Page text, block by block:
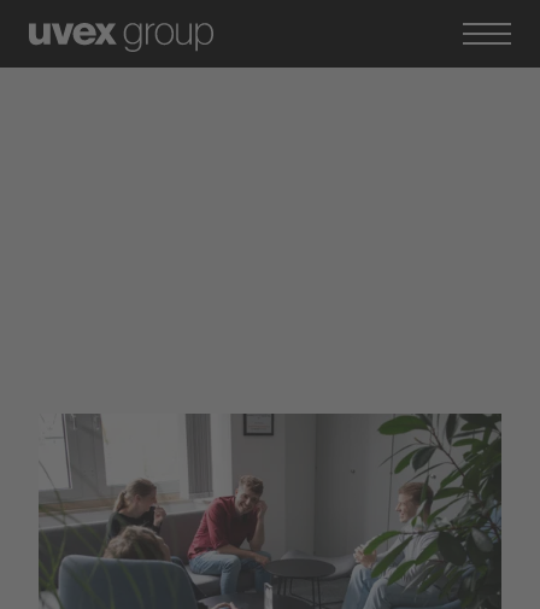
Ein protecting people werden
Die uvex group als
Arbeitgeber